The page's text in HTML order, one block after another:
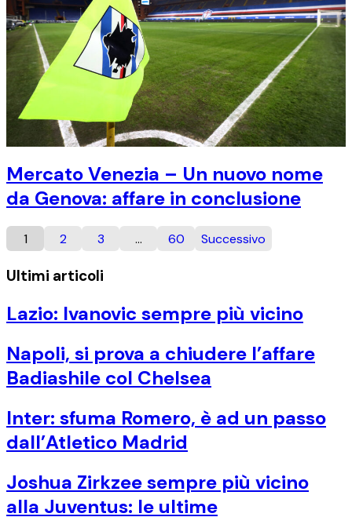
Mercato Venezia – Un nuovo nome
da Genova: affare in conclusione
1 2 3 … 60 Successivo
Ultimi articoli
Lazio: Ivanovic sempre più vicino
Napoli, si prova a chiudere l’affare
Badiashile col Chelsea
Inter: sfuma Romero, è ad un passo
dall’Atletico Madrid
Joshua Zirkzee sempre più vicino
alla Juventus: le ultime